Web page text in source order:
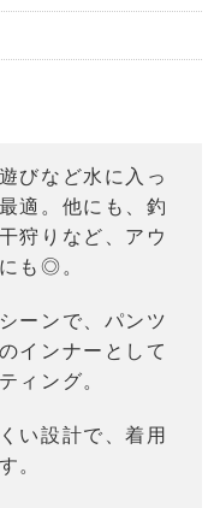
びなど水に入っ
適。他にも、釣
狩りなど、アウ
も◎。
ーンで、パンツ
インナーとして
ィング。
い設計で、着用
。